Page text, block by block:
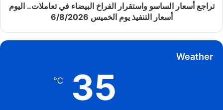
تراجع أسعار الساسو واستقرار الفراخ البيضاء في تعاملات.. اليوم
أسعار التنفيذ يوم الخميس 6/8/2026
Weather
35
℃